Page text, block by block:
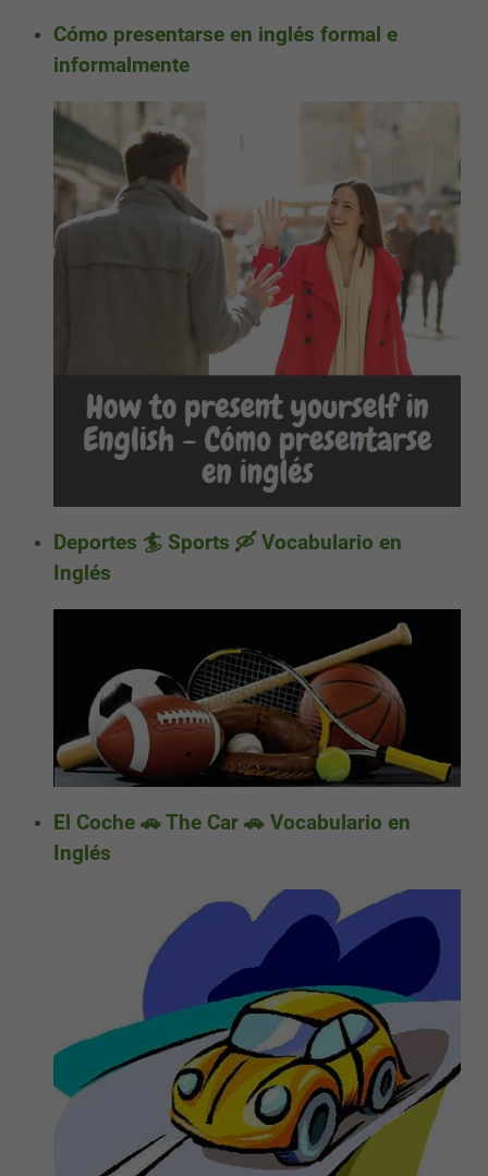
Cómo presentarse en inglés formal e
informalmente
Deportes 🏄 Sports 🛶 Vocabulario en
Inglés
El Coche 🚗 The Car 🚗 Vocabulario en
Inglés